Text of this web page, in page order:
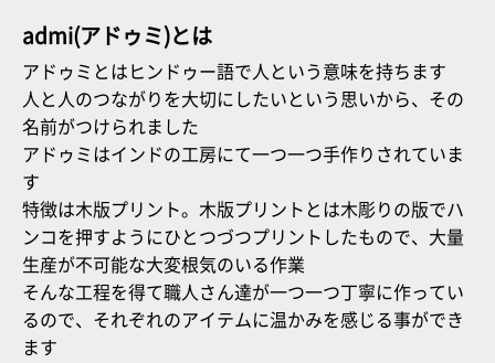
admi(アドゥミ)とは
アドゥミとはヒンドゥー語で人という意味を持ちます
人と人のつながりを大切にしたいという思いから、その
名前がつけられました
アドゥミはインドの工房にて一つ一つ手作りされていま
す
特徴は木版プリント。木版プリントとは木彫りの版でハ
ンコを押すようにひとつづつプリントしたもので、大量
生産が不可能な大変根気のいる作業
そんな工程を得て職人さん達が一つ一つ丁寧に作ってい
るので、それぞれのアイテムに温かみを感じる事ができ
ます